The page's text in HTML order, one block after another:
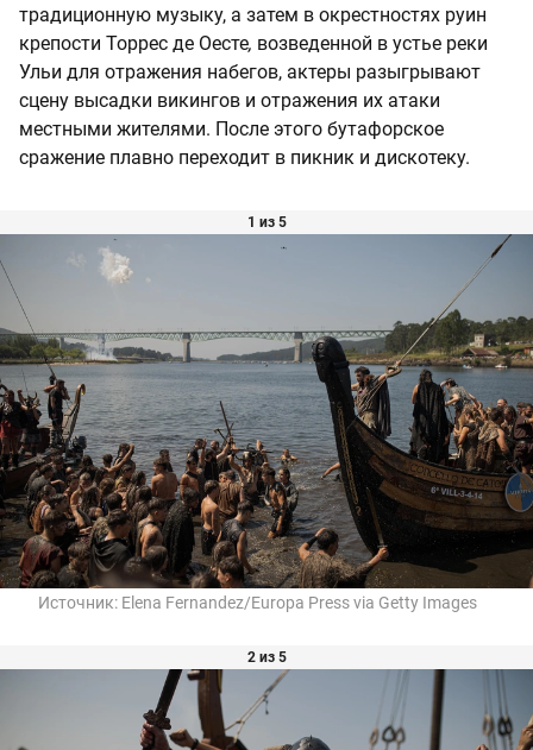
традиционную музыку, а затем в окрестностях руин
крепости Торрес де Оесте, возведенной в устье реки
Ульи для отражения набегов, актеры разыгрывают
сцену высадки викингов и отражения их атаки
местными жителями. После этого бутафорское
сражение плавно переходит в пикник и дискотеку.
1 из 5
Источник: Elena Fernandez/Europa Press via Getty Images
2 из 5